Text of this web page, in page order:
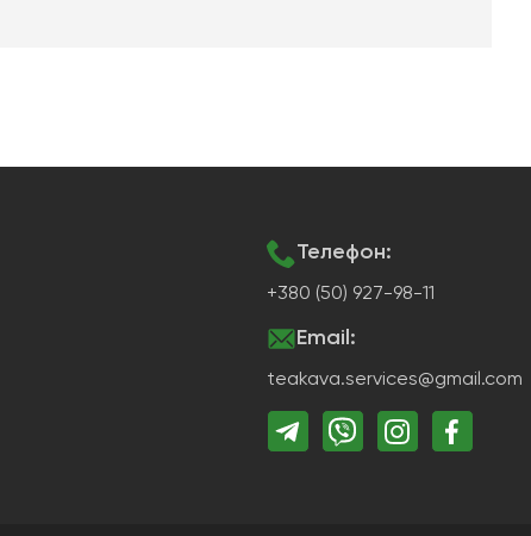
Телефон:
+380 (50) 927-98-11
Email:
teakava.services@gmail.com